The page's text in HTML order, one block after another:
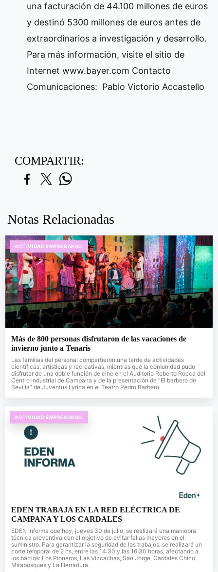
una facturación de 44.100 millones de euros
y destinó 5300 millones de euros antes de
extraordinarios a investigación y desarrollo.
Para más información, visite el sitio de
Internet www.bayer.com Contacto
Comunicaciones: Pablo Victorio Accastello
COMPARTIR:
Notas Relacionadas
ACTIVIDAD EMPRESARIAL
Más de 800 personas disfrutaron de las vacaciones de
invierno junto a Tenaris
Las familias del personal compartieron una tarde de actividades
científicas, artísticas y recreativas, mientras que la comunidad pudo
disfrutar de una doble función de cine en el Auditorio Roberto Rocca del
Centro Industrial de Campana y de la presentación de “El barbero de
Sevilla” de Juventus Lyrica en el Teatro Pedro Barbero.
ACTIVIDAD EMPRESARIAL
EDEN TRABAJA EN LA RED ELÉCTRICA DE
CAMPANA Y LOS CARDALES
EDEN informa que hoy, jueves 30 de julio, se realizará una maniobra
técnica preventiva con el objetivo de evitar fallas mayores en el
suministro. Para garantizar la seguridad de los trabajos, se realizará un
corte temporal de 2 hs, entre las 14:30 y las 16:30 horas, afectando a
los barrios: Los Pioneros, Las Vizcachas, San Jorge, Cardales Chico,
Mirabosques y La Herradura.